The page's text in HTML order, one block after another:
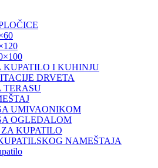
KUPATILO I KUHINJU
DRVETA
TERASU
UMIVAONIKOM
OGLEDALOM
KUPATILO
NAMEŠTAJA